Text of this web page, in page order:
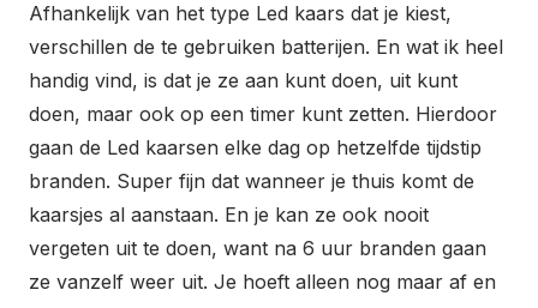
Afhankelijk van het type Led kaars dat je kiest,
verschillen de te gebruiken batterijen. En wat ik heel
handig vind, is dat je ze aan kunt doen, uit kunt
doen, maar ook op een timer kunt zetten. Hierdoor
gaan de Led kaarsen elke dag op hetzelfde tijdstip
branden. Super fijn dat wanneer je thuis komt de
kaarsjes al aanstaan. En je kan ze ook nooit
vergeten uit te doen, want na 6 uur branden gaan
ze vanzelf weer uit. Je hoeft alleen nog maar af en